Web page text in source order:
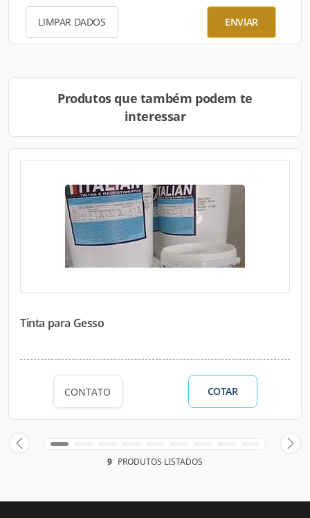
LIMPAR DADOS ENVIAR
Produtos que também podem te
interessar
Tinta para Gesso
CONTATO COTAR
9 PRODUTOS LISTADOS